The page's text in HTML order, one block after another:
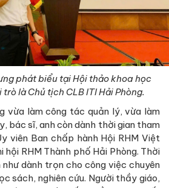
phát biểu tại Hội thảo khoa học
là Chủ tịch CLB ITI Hải Phòng.
vừa làm công tác quản lý, vừa làm
bác sĩ, anh còn dành thời gian tham
viên Ban chấp hành Hội RHM Việt
hội RHM Thành phố Hải Phòng. Thời
như dành trọn cho công việc chuyên
sách, nghiên cứu. Người thầy giáo,